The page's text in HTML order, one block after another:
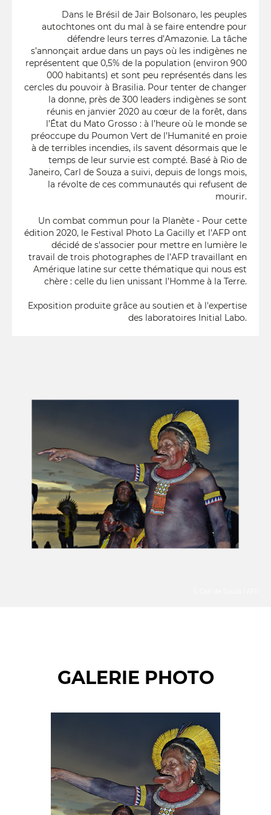
Dans le Brésil de Jair Bolsonaro, les peuples
autochtones ont du mal à se faire entendre pour
défendre leurs terres d’Amazonie. La tâche
s’annonçait ardue dans un pays où les indigènes ne
représentent que 0,5% de la population (environ 900
000 habitants) et sont peu représentés dans les
cercles du pouvoir à Brasilia. Pour tenter de changer
la donne, près de 300 leaders indigènes se sont
réunis en janvier 2020 au cœur de la forêt, dans
l’État du Mato Grosso : à l’heure où le monde se
préoccupe du Poumon Vert de l’Humanité en proie
à de terribles incendies, ils savent désormais que le
temps de leur survie est compté. Basé à Rio de
Janeiro, Carl de Souza a suivi, depuis de longs mois,
la révolte de ces communautés qui refusent de
mourir.
Un combat commun pour la Planète - Pour cette
édition 2020, le Festival Photo La Gacilly et l’AFP ont
décidé de s'associer pour mettre en lumière le
travail de trois photographes de l’AFP travaillant en
Amérique latine sur cette thématique qui nous est
chère : celle du lien unissant l’Homme à la Terre.
Exposition produite grâce au soutien et à l'expertise
des laboratoires Initial Labo.
GALERIE PHOTO